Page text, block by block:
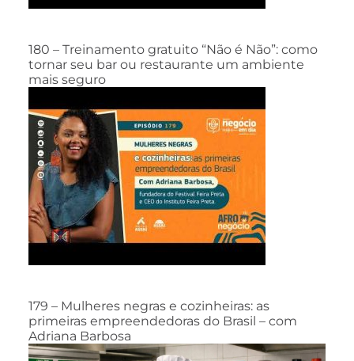
180 – Treinamento gratuito “Não é Não”: como
tornar seu bar ou restaurante um ambiente
mais seguro
179 – Mulheres negras e cozinheiras: as
primeiras empreendedoras do Brasil – com
Adriana Barbosa